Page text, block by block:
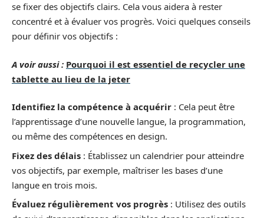
se fixer des objectifs clairs. Cela vous aidera à rester
concentré et à évaluer vos progrès. Voici quelques conseils
pour définir vos objectifs :
A voir aussi : Pourquoi il est essentiel de recycler une
tablette au lieu de la jeter
Identifiez la compétence à acquérir : Cela peut être
l’apprentissage d’une nouvelle langue, la programmation,
ou même des compétences en design.
Fixez des délais : Établissez un calendrier pour atteindre
vos objectifs, par exemple, maîtriser les bases d’une
langue en trois mois.
Évaluez régulièrement vos progrès : Utilisez des outils